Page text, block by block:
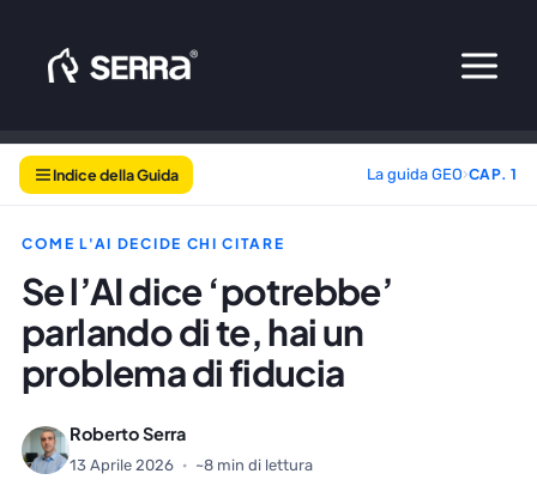
contenuto
Indice della Guida La guida GEO›CAP. 1
COME L'AI DECIDE CHI CITARE
Se l’AI dice ‘potrebbe’
parlando di te, hai un
problema di fiducia
Roberto Serra
13 Aprile 2026 · ~8 min di lettura